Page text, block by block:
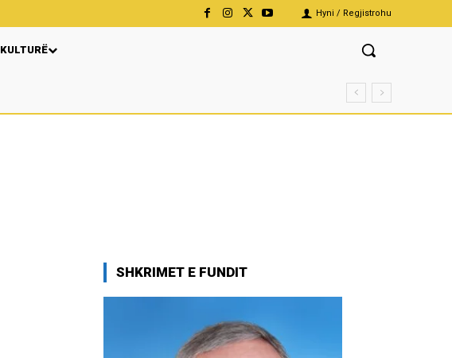
Hyni / Regjistrohu
KULTURË
SHKRIMET E FUNDIT